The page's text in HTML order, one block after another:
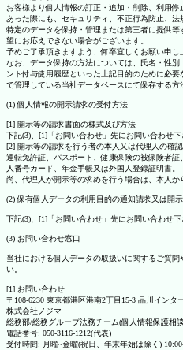
お客様より個人情報の訂正・追加・削除、利用
あった際にも、セキュリティ、不正行為防止、
特定のデータを保持・管理または第三者に提供
望にお応えできない場合がございます。
予めご了承頂きますよう、何卒宜しくお願い申し
なお、データ保持の方法については、氏名・性
ント付与使用履歴といった上記目的のために必
で管理している当社データベースにて保存する方
(1) 個人情報の開示請求の受付方法
[1] 開示等の請求書面の様式及び方法
下記(3)、[1]「お問い合わせ」先にお問い合わせ下
[2] 開示等の請求を行う者の本人又は代理人の確
運転免許証、パスポート、健康保険の被保険者
人番号カード、年金手帳又は外国人登録証明書。
尚、代理人が開示等の求めを行う場合は、本人か
(2) 保有個人データの利用目的の通知請求又は開
下記(3)、[1]「お問い合わせ」先にお問い合わせ
(3) お問い合わせ窓口
当社における個人データの取扱いに関するご質
い。
[1] お問い合わせ
〒108-6230 東京都港区港南2丁目15-3 品川インタ
株式会社ノジマ
総務部/総務グループ法務チーム(個人情報保護相
電話番号: 050-3116-1212(代表)
受付時間: 月曜~金曜(祝日、年末年始は除く)